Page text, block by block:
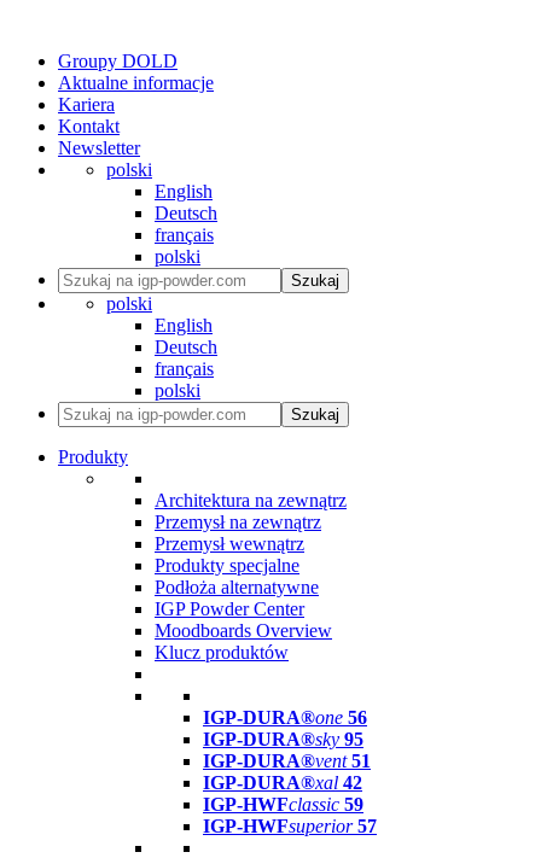
Groupy DOLD
Aktualne informacje
Kariera
Kontakt
Newsletter
polski
English
Deutsch
français
polski
Szukaj
polski
English
Deutsch
français
polski
Szukaj
Produkty
Architektura na zewnątrz
Przemysł na zewnątrz
Przemysł wewnątrz
Produkty specjalne
Podłoża alternatywne
IGP Powder Center
Moodboards Overview
Klucz produktów
IGP-DURA®one 56
IGP-DURA®sky 95
IGP-DURA®vent 51
IGP-DURA®xal 42
IGP-HWFclassic 59
IGP-HWFsuperior 57